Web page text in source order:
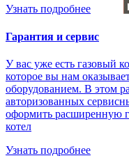
Узнать подробнее
Гарантия и сервис
У вас уже есть газовый
которое вы нам
оборудованием. В этом
авторизованных
оформить расширенную
котел
Узнать подробнее